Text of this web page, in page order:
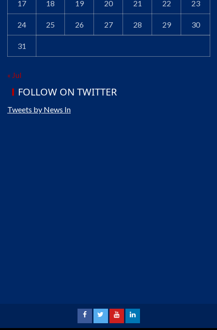
17 18 19 20 21 22 23
24 25 26 27 28 29 30
31
« Jul
FOLLOW ON TWITTER
Tweets by News In